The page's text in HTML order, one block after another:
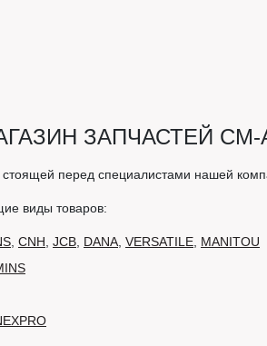
ЗАПЧАСТЕЙ СМ-
перед специалистами нашей
виды товаров:
, CNH, JCB, DANA, VERSATILE, MANITOU